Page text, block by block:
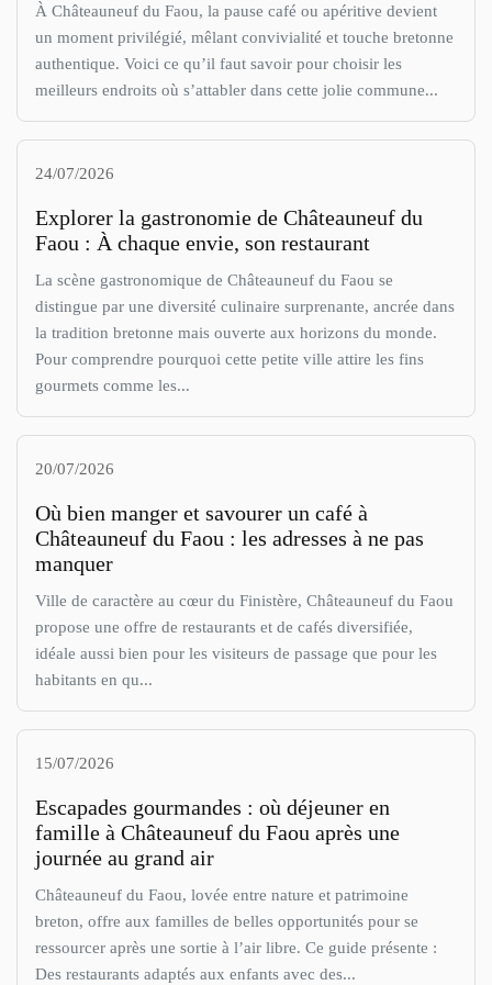
À Châteauneuf du Faou, la pause café ou apéritive devient
un moment privilégié, mêlant convivialité et touche bretonne
authentique. Voici ce qu’il faut savoir pour choisir les
meilleurs endroits où s’attabler dans cette jolie commune...
24/07/2026
Explorer la gastronomie de Châteauneuf du
Faou : À chaque envie, son restaurant
La scène gastronomique de Châteauneuf du Faou se
distingue par une diversité culinaire surprenante, ancrée dans
la tradition bretonne mais ouverte aux horizons du monde.
Pour comprendre pourquoi cette petite ville attire les fins
gourmets comme les...
20/07/2026
Où bien manger et savourer un café à
Châteauneuf du Faou : les adresses à ne pas
manquer
Ville de caractère au cœur du Finistère, Châteauneuf du Faou
propose une offre de restaurants et de cafés diversifiée,
idéale aussi bien pour les visiteurs de passage que pour les
habitants en qu...
15/07/2026
Escapades gourmandes : où déjeuner en
famille à Châteauneuf du Faou après une
journée au grand air
Châteauneuf du Faou, lovée entre nature et patrimoine
breton, offre aux familles de belles opportunités pour se
ressourcer après une sortie à l’air libre. Ce guide présente :
Des restaurants adaptés aux enfants avec des...